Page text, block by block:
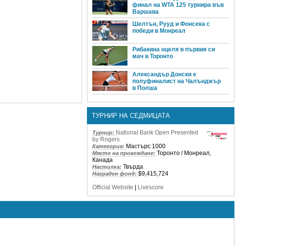
финал на WTA 125 турнира във
Варшава
Шелтън, Рууд и Фонсека с
победи в Монреал
Рибакина оцеля в първия си
мач в Торонто
Александър Донски е
полуфиналист на Чалънджър
в Полша
ТУРНИР НА СЕДМИЦАТА
Турнир: National Bank Open Presented
by Rogers
Категория: Мастърс 1000
Място на провеждане: Торонто / Монреал,
Канада
Настилка: Твърда
Награден фонд: $9,415,724
Official Website
Livescore